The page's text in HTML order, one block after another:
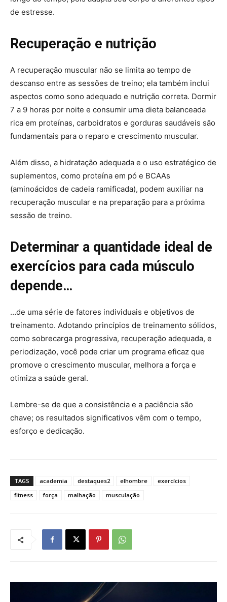
de estresse.
Recuperação e nutrição
A recuperação muscular não se limita ao tempo de
descanso entre as sessões de treino; ela também inclui
aspectos como sono adequado e nutrição correta. Dormir
7 a 9 horas por noite e consumir uma dieta balanceada
rica em proteínas, carboidratos e gorduras saudáveis são
fundamentais para o reparo e crescimento muscular.
Além disso, a hidratação adequada e o uso estratégico de
suplementos, como proteína em pó e BCAAs
(aminoácidos de cadeia ramificada), podem auxiliar na
recuperação muscular e na preparação para a próxima
sessão de treino.
Determinar a quantidade ideal de
exercícios para cada músculo
depende…
…de uma série de fatores individuais e objetivos de
treinamento. Adotando princípios de treinamento sólidos,
como sobrecarga progressiva, recuperação adequada, e
periodização, você pode criar um programa eficaz que
promove o crescimento muscular, melhora a força e
otimiza a saúde geral.
Lembre-se de que a consistência e a paciência são
chave; os resultados significativos vêm com o tempo,
esforço e dedicação.
TAGS academia destaques2 elhombre
exercícios
fitness
força malhação musculação